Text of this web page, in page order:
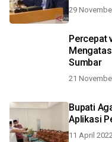
29
Percepat
Sumbar
21
Bupati
Aplikasi
11 April